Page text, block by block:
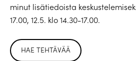
minut lisätiedoista
17.00, 12.5. klo 14.30-17.00.
HAE TEHTÄVÄÄ